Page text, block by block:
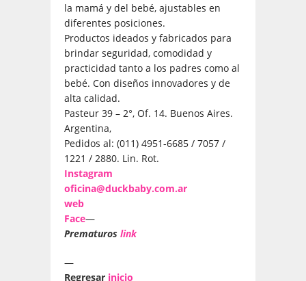
la mamá y del bebé, ajustables en
diferentes posiciones.
Productos ideados y fabricados para
brindar seguridad, comodidad y
practicidad tanto a los padres como al
bebé. Con diseños innovadores y de
alta calidad.
Pasteur 39 – 2°, Of. 14. Buenos Aires.
Argentina,
Pedidos al: (011) 4951-6685 / 7057 /
1221 / 2880. Lin. Rot.
Instagram
oficina@duckbaby.com.ar
web
Face—
Prematuros link
—
Regresar inicio